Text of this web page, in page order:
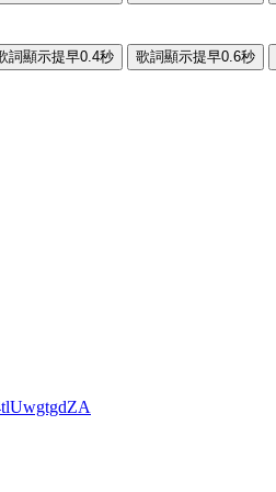
詞顯示提早0.4秒 歌詞顯示提早0.6秒